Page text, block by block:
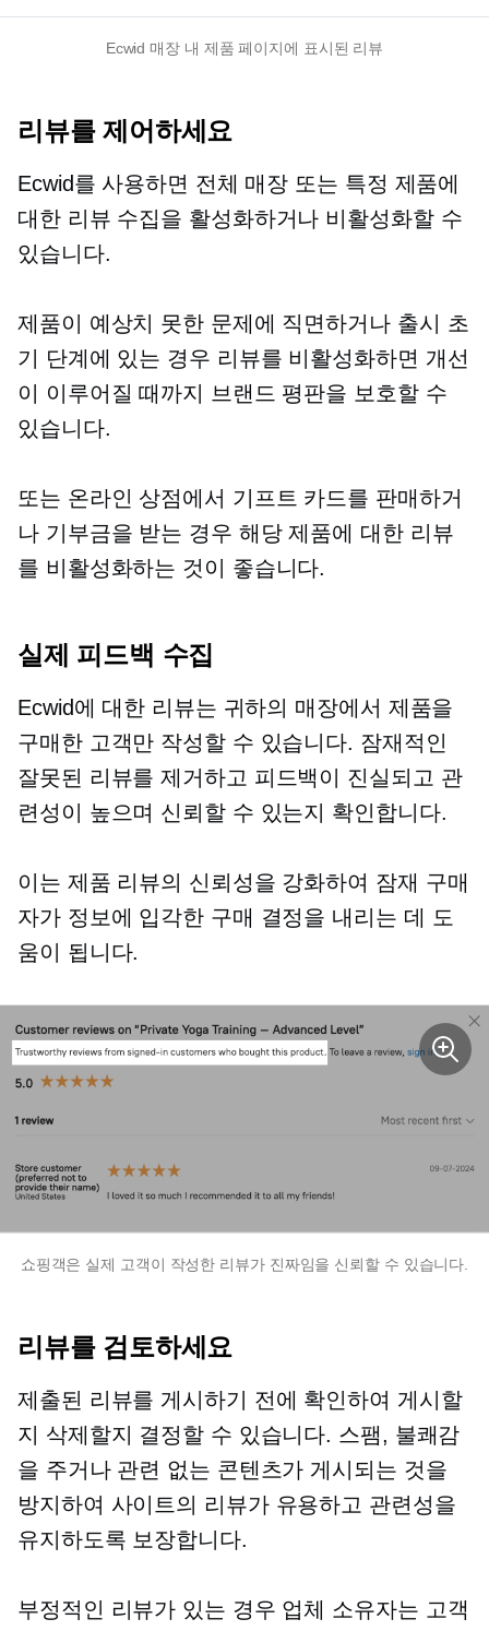
Ecwid 매장 내 제품 페이지에 표시된 리뷰
리뷰를 제어하세요
Ecwid를 사용하면 전체 매장 또는 특정 제품에
대한 리뷰 수집을 활성화하거나 비활성화할 수
있습니다.
제품이 예상치 못한 문제에 직면하거나 출시 초
기 단계에 있는 경우 리뷰를 비활성화하면 개선
이 이루어질 때까지 브랜드 평판을 보호할 수
있습니다.
또는 온라인 상점에서 기프트 카드를 판매하거
나 기부금을 받는 경우 해당 제품에 대한 리뷰
를 비활성화하는 것이 좋습니다.
실제 피드백 수집
Ecwid에 대한 리뷰는 귀하의 매장에서 제품을
구매한 고객만 작성할 수 있습니다. 잠재적인
잘못된 리뷰를 제거하고 피드백이 진실되고 관
련성이 높으며 신뢰할 수 있는지 확인합니다.
이는 제품 리뷰의 신뢰성을 강화하여 잠재 구매
자가 정보에 입각한 구매 결정을 내리는 데 도
움이 됩니다.
쇼핑객은 실제 고객이 작성한 리뷰가 진짜임을 신뢰할 수 있습니다.
리뷰를 검토하세요
제출된 리뷰를 게시하기 전에 확인하여 게시할
지 삭제할지 결정할 수 있습니다. 스팸, 불쾌감
을 주거나 관련 없는 콘텐츠가 게시되는 것을
방지하여 사이트의 리뷰가 유용하고 관련성을
유지하도록 보장합니다.
부정적인 리뷰가 있는 경우 업체 소유자는 고객